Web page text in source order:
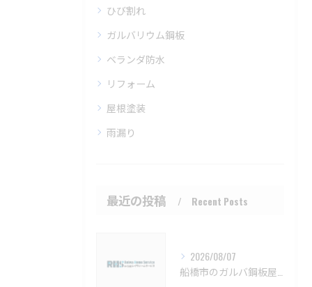
ひび割れ
ガルバリウム鋼板
ベランダ防水
リフォーム
屋根塗装
雨漏り
最近の投稿 Recent Posts
2026/08/07